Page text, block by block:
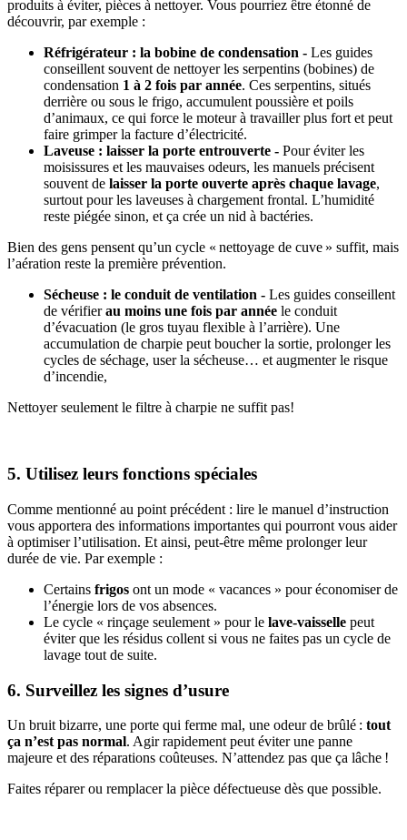
produits à éviter, pièces à nettoyer. Vous pourriez être étonné de
découvrir, par exemple :
Réfrigérateur : la bobine de condensation - Les guides
conseillent souvent de nettoyer les serpentins (bobines) de
condensation 1 à 2 fois par année. Ces serpentins, situés
derrière ou sous le frigo, accumulent poussière et poils
d’animaux, ce qui force le moteur à travailler plus fort et peut
faire grimper la facture d’électricité.
Laveuse : laisser la porte entrouverte - Pour éviter les
moisissures et les mauvaises odeurs, les manuels précisent
souvent de laisser la porte ouverte après chaque lavage,
surtout pour les laveuses à chargement frontal. L’humidité
reste piégée sinon, et ça crée un nid à bactéries.
Bien des gens pensent qu’un cycle « nettoyage de cuve » suffit, mais
l’aération reste la première prévention.
Sécheuse : le conduit de ventilation - Les guides conseillent
de vérifierau moins une fois par année le conduit
d’évacuation (le gros tuyau flexible à l’arrière). Une
accumulation de charpie peut boucher la sortie, prolonger les
cycles de séchage, user la sécheuse… et augmenter le risque
d’incendie,
Nettoyer seulement le filtre à charpie ne suffit pas!
5. Utilisez leurs fonctions spéciales
Comme mentionné au point précédent : lire le manuel d’instruction
vous apportera des informations importantes qui pourront vous aider
à optimiser l’utilisation. Et ainsi, peut-être même prolonger leur
durée de vie. Par exemple :
Certains frigos ont un mode « vacances » pour économiser de
l’énergie lors de vos absences.
Le cycle « rinçage seulement » pour le lave-vaisselle peut
éviter que les résidus collent si vous ne faites pas un cycle de
lavage tout de suite.
6. Surveillez les signes d’usure
Un bruit bizarre, une porte qui ferme mal, une odeur de brûlé : tout
ça n’est pas normal. Agir rapidement peut éviter une panne
majeure et des réparations coûteuses. N’attendez pas que ça lâche !
Faites réparer ou remplacer la pièce défectueuse dès que possible.